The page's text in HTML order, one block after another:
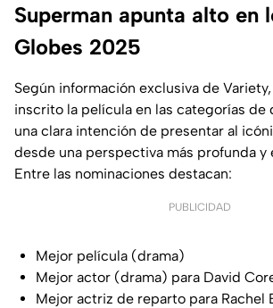
Superman apunta alto en
Globes 2025
Según información exclusiva de
inscrito la película en las categorías de
una clara intención de presentar al
desde una perspectiva más profunda y
Entre las nominaciones destacan:
PUBLICIDAD
Mejor película (drama)
Mejor actor (drama) para David
Mejor actriz de reparto para Rachel